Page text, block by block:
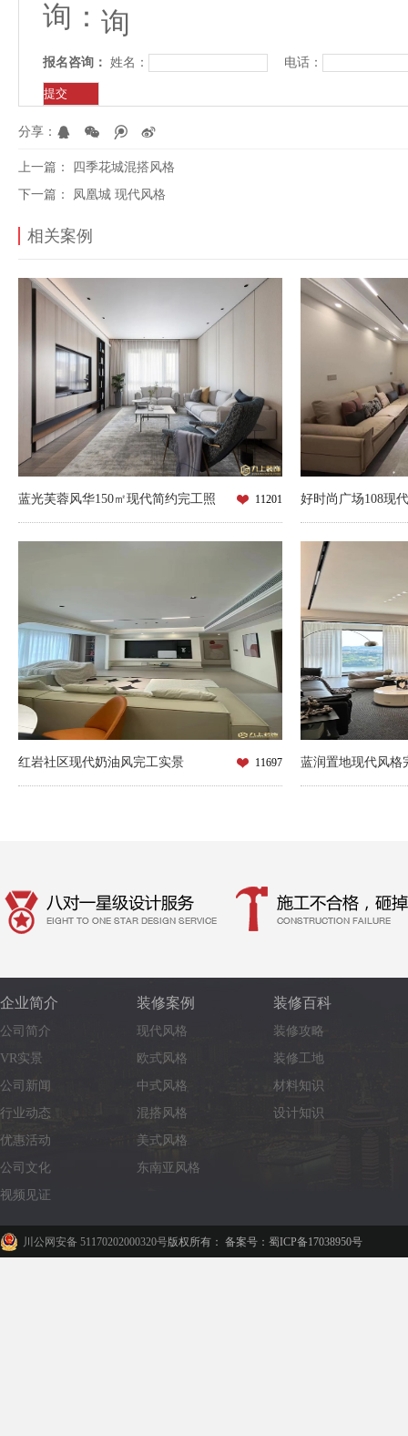
询：
报名咨询： 姓名： 电话：
分享：
上一篇： 四季花城混搭风格
下一篇：
凤凰城 现代风格
相关案例
蓝光芙蓉风华150㎡现代简约完工照 11201 好时尚广场108现
红岩社区现代奶油风完工实景 11697 蓝润置地现代风格
企业简介
公司简介
VR实景
公司新闻
行业动态
优惠活动
公司文化
视频见证
装修案例
现代风格
欧式风格
中式风格
混搭风格
美式风格
东南亚风格
装修百科
装修攻略
装修工地
材料知识
设计知识
川公网安备 51170202000320号版权所有： 备案号：蜀ICP备17038950号